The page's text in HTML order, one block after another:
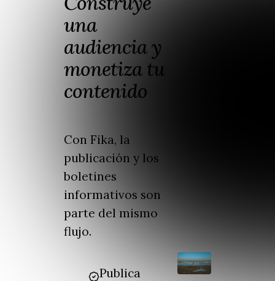
una
audiencia y
monetiza tu
contenido
Con Fika, la
publicación y los
boletines
informativos son
parte del mismo
flujo.
Publica